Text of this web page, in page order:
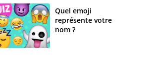
Quel emoji
représente votre
nom ?